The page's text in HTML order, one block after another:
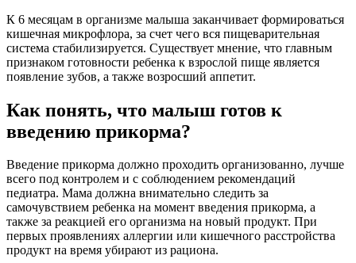
К 6 месяцам в организме малыша заканчивает формироваться
кишечная микрофлора, за счет чего вся пищеварительная
система стабилизируется. Существует мнение, что главным
признаком готовности ребенка к взрослой пище является
появление зубов, а также возросший аппетит.
Как понять, что малыш готов к
введению прикорма?
Введение прикорма должно проходить организованно, лучше
всего под контролем и с соблюдением рекомендаций
педиатра. Мама должна внимательно следить за
самочувствием ребенка на момент введения прикорма, а
также за реакцией его организма на новый продукт. При
первых проявлениях аллергии или кишечного расстройства
продукт на время убирают из рациона.